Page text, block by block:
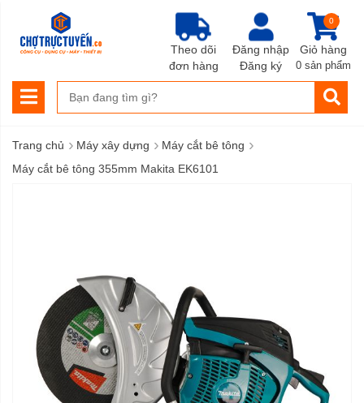
Đăng nhập
Đăng ký
Giỏ hàng
0
0 sản phẩm
Theo dõi
đơn hàng
Trang chủ › Máy xây dựng › Máy cắt bê tông ›
Máy cắt bê tông 355mm Makita EK6101